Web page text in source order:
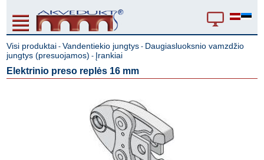
Visi produktai -Vandentiekio jungtys - Daugiasluoksnio vamzdžio
jungtys (presuojamos) - Įrankiai
Elektrinio preso replės 16 mm